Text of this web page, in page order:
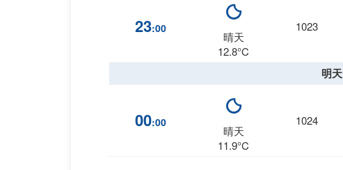
23:00
晴天
12.8°C
1023
明天
00:00
晴天
11.9°C
1024